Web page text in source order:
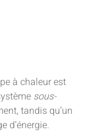
à chaleur est
sous-
tandis qu’un
d’énergie.